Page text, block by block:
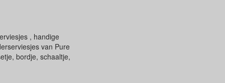
, handige
van Pure
bordje, schaaltje,